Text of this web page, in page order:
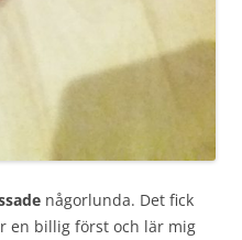
någorlunda. Det fick
en billig först och lär mig